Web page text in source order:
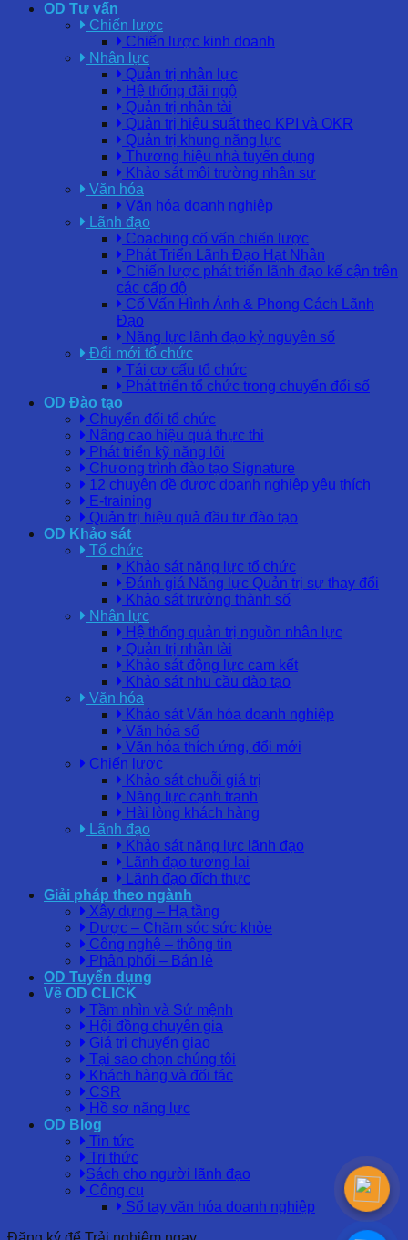
OD Tư vấn
Chiến lược
Chiến lược kinh doanh
Nhân lực
Quản trị nhân lực
Hệ thống đãi ngộ
Quản trị nhân tài
Quản trị hiệu suất theo KPI và OKR
Quản trị khung năng lực
Thương hiệu nhà tuyển dụng
Khảo sát môi trường nhân sự
Văn hóa
Văn hóa doanh nghiệp
Lãnh đạo
Coaching cố vấn chiến lược
Phát Triển Lãnh Đạo Hạt Nhân
Chiến lược phát triển lãnh đạo kế cận trên
các cấp độ
Cố Vấn Hình Ảnh & Phong Cách Lãnh
Đạo
Năng lực lãnh đạo kỷ nguyên số
Đổi mới tổ chức
Tái cơ cấu tổ chức
Phát triển tổ chức trong chuyển đổi số
OD Đào tạo
Chuyển đổi tổ chức
Nâng cao hiệu quả thực thi
Phát triển kỹ năng lõi
Chương trình đào tạo Signature
12 chuyên đề được doanh nghiệp yêu thích
E-training
Quản trị hiệu quả đầu tư đào tạo
OD Khảo sát
Tổ chức
Khảo sát năng lực tổ chức
Đánh giá Năng lực Quản trị sự thay đổi
Khảo sát trưởng thành số
Nhân lực
Hệ thống quản trị nguồn nhân lực
Quản trị nhân tài
Khảo sát động lực cam kết
Khảo sát nhu cầu đào tạo
Văn hóa
Khảo sát Văn hóa doanh nghiệp
Văn hóa số
Văn hóa thích ứng, đổi mới
Chiến lược
Khảo sát chuỗi giá trị
Năng lực cạnh tranh
Hài lòng khách hàng
Lãnh đạo
Khảo sát năng lực lãnh đạo
Lãnh đạo tương lai
Lãnh đạo đích thực
Giải pháp theo ngành
Xây dựng – Hạ tầng
Dược – Chăm sóc sức khỏe
Công nghệ – thông tin
Phân phối – Bán lẻ
OD Tuyển dụng
Về OD CLICK
Tầm nhìn và Sứ mệnh
Hội đồng chuyên gia
Giá trị chuyển giao
Tại sao chọn chúng tôi
Khách hàng và đối tác
CSR
Hồ sơ năng lực
OD Blog
Tin tức
Tri thức
Sách cho người lãnh đạo
Công cụ
Sổ tay văn hóa doanh nghiệp